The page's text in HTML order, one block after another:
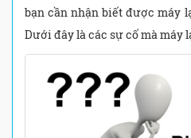
bạn cần nhận biết được máy
Dưới đây là các sự cố mà máy